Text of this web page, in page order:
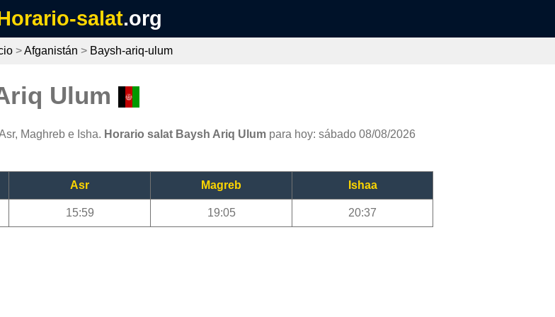
salat.org
>Afganistán > Baysh-ariq-ulum
Ulum
Maghreb e Isha. Horario salat Baysh Ariq Ulum para hoy: sábado 08/08/2026
Asr Magreb Ishaa
15:59 19:05 20:37